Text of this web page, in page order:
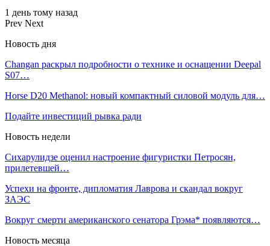
1 день тому назад
Prev Next
Новость дня
Changan раскрыл подробности о технике и оснащении Deepal
S07…
Horse D20 Methanol: новый компактный силовой модуль для…
Подайте инвестиций рывка ради
Новость недели
Сихарулидзе оценил настроение фигуристки Петросян,
прилетевшей…
Успехи на фронте, дипломатия Лаврова и скандал вокруг
ЗАЭС
Вокруг смерти американского сенатора Грэма* появляются…
Новость месяца